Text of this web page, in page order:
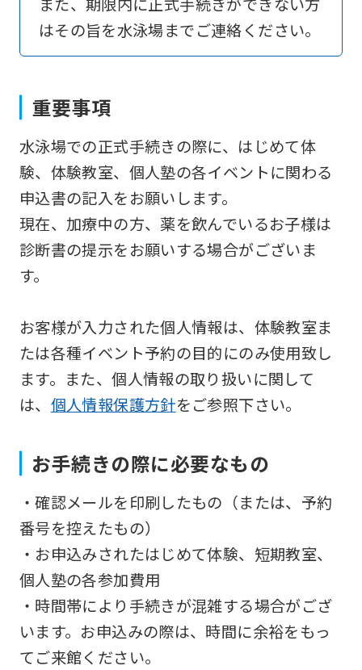
はその旨を水泳場までご連絡ください。
重要事項
水泳場での正式手続きの際に、はじめて体
験、体験教室、個人塾の各イベントに関わる
申込書の記入をお願いします。
現在、加療中の方、薬を飲んでいるお子様は
診断書の提示をお願いする場合がございま
す。
お客様が入力された個人情報は、体験教室ま
たは各種イベント予約の目的にのみ使用致し
ます。また、個人情報の取り扱いに関して
は、 個人情報保護方針をご参照下さい。
お手続きの際に必要なもの
・確認メールを印刷したもの（または、予約
番号を控えたもの）
・お申込みされたはじめて体験、短期教室、
個人塾の各参加費用
・時間帯により手続きが混雑する場合がござ
います。お申込みの際は、時間に余裕をもっ
てご来館ください。
an
automatic
Japanese
version
of
this
website
translated
mechanically,
so
it
not
be
an
translation.
translation
may